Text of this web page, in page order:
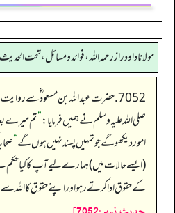
مولانا داود راز رحمه الله، فوائد و مسائل، تحت الحديث
7052. حضرت عبداللہ بن مسعود ؓ سے
صلی اللہ علیہ وسلم نے ہمیں فرمایا:”تم میرے
امور دیکھو گے جو تمہیں پسند نہیں ہوں گے“
(ایسے حالات میں) ہمارے لیے آپ کا کیا
کے حقوق ادا کرتے رہو اور اپنے حقوق کا اللہ